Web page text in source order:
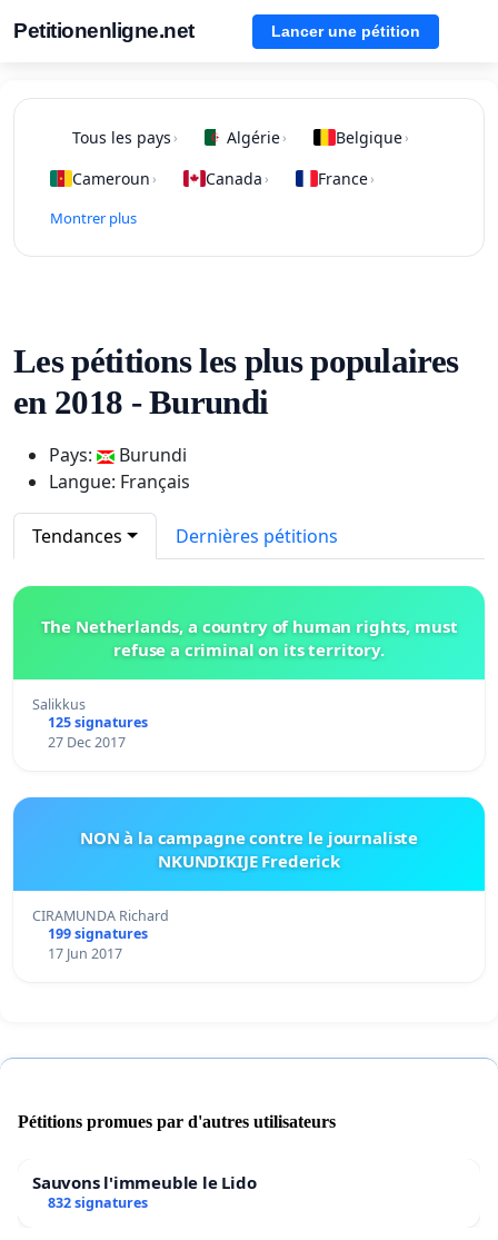
Petitionenligne.net Lancer une pétition
Tous les pays › Algérie› Belgique›
Cameroun › Canada › France›
Montrer plus
Les pétitions les plus populaires
en 2018 - Burundi
Pays:
Burundi
Langue: Français
Tendances Dernières pétitions
The Netherlands, a country of human rights, must
refuse a criminal on its territory.
Salikkus
125 signatures
27 Dec 2017
NON à la campagne contre le journaliste
NKUNDIKIJE Frederick
CIRAMUNDA Richard
199 signatures
17 Jun 2017
Pétitions promues par d'autres utilisateurs
Sauvons l'immeuble le Lido
832 signatures